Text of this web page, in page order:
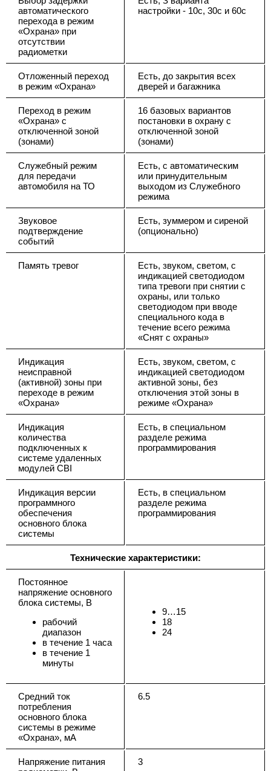
автоматического
перехода в режим
«Охрана» при
отсутствии
радиометки
настройки - 10с, 30с и 60с
Отложенный переход
в режим «Охрана»
Есть, до закрытия всех
дверей и багажника
Переход в режим
«Охрана» с
отключенной зоной
(зонами)
16 базовых вариантов
постановки в охрану с
отключенной зоной
(зонами)
Служебный режим
для передачи
автомобиля на ТО
Есть, с автоматическим
или принудительным
выходом из Служебного
режима
Звуковое
подтверждение
событий
Есть, зуммером и сиреной
(опционально)
Память тревог
Есть, звуком, светом, с
индикацией светодиодом
типа тревоги при снятии с
охраны, или только
светодиодом при вводе
специального кода в
течение всего режима
«Снят с охраны»
Индикация
неисправной
(активной) зоны при
переходе в режим
«Охрана»
Есть, звуком, светом, с
индикацией светодиодом
активной зоны, без
отключения этой зоны в
режиме «Охрана»
Индикация
количества
подключенных к
системе удаленных
модулей CBI
Есть, в специальном
разделе режима
программирования
Индикация версии
программного
обеспечения
основного блока
системы
Есть, в специальном
разделе режима
программирования
Технические характеристики:
Постоянное
напряжение основного
блока системы, В
рабочий
диапазон
в течение 1 часа
в течение 1
минуты
9…15
18
24
Средний ток
потребления
основного блока
системы в режиме
«Охрана», мА
6.5
Напряжение питания
3